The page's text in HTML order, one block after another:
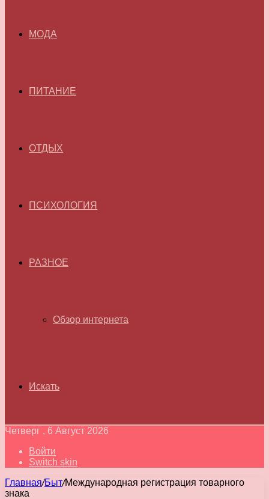
МОДА
ПИТАНИЕ
ОТДЫХ
ПСИХОЛОГИЯ
РАЗНОЕ
Обзор интернета
Искать
Четверг , 6 Август 2026
Войти
Switch skin
Главная/Быт/Международная регистрация товарного
знака